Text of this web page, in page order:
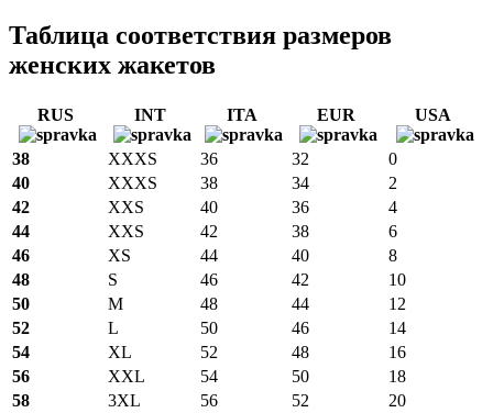
Таблица соответствия размеров
женских жакетов
RUS INT ITA EUR USA
38 XXXS 36 32
0
40
XXXS 38 34
2
42
XXS 40 36
4
44
XXS 42 38
6
46
XS 44 40
8
48
S 46 42
10
50
M 48 44
12
52
L 50 46
14
54
XL 52 48
16
56
XXL 54 50
18
58
3XL 56 52 20